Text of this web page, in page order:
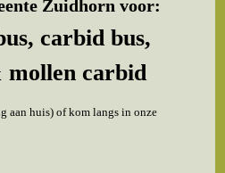
Zuidhorn voor:
carbid bus,
mollen carbid
aan huis) of kom langs in onze